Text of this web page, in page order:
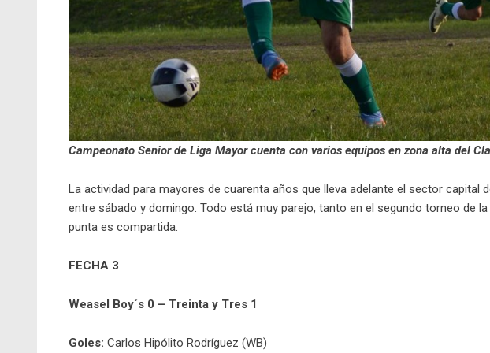
Campeonato Senior de Liga Mayor cuenta con varios equipos en zona alta del
La actividad para mayores de cuarenta años que lleva adelante el sector capital
entre sábado y domingo. Todo está muy parejo, tanto en el segundo torneo de
punta es compartida.
FECHA 3
Weasel Boy´s 0 – Treinta y Tres 1
Goles: Carlos Hipólito Rodríguez (WB)